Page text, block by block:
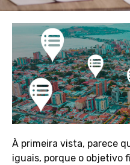
À primeira vista, parece
iguais, porque o objetivo